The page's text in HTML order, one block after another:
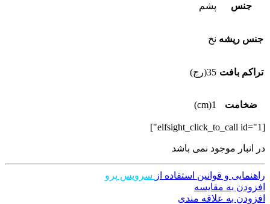
جنس پشم
جنس ریشه نخ
تراکم بافت 35(رج)
ضخامت 1(cm)
[elfsight_click_to_call id="1"]
در انبار موجود نمی باشد
راهنمایی و قوانین استفاده از سرویس پرو
افزودن به مقایسه
افزودن به علاقه مندی